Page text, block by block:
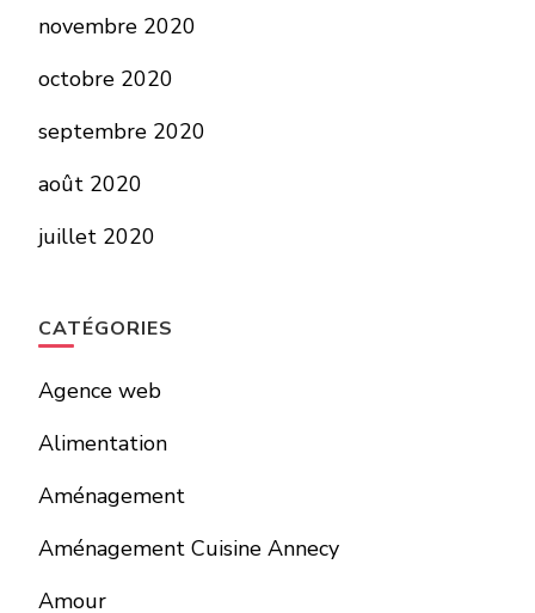
novembre 2020
octobre 2020
septembre 2020
août 2020
juillet 2020
CATÉGORIES
Agence web
Alimentation
Aménagement
Aménagement Cuisine Annecy
Amour